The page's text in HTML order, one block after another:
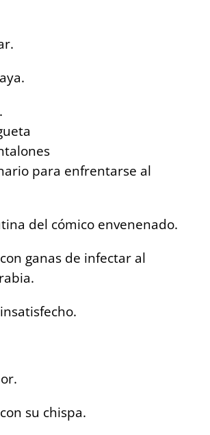
para enfrentarse al
del cómico envenenado.
ganas de infectar al
su chispa.